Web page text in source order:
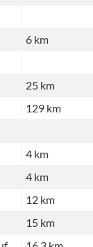
6 km
25 km
129 km
4 km
4 km
12 km
15 km